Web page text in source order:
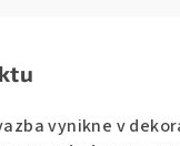
vynikne v